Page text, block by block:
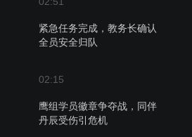
紧急任务完成，教务长确认
全员安全归队
02:15
鹰组学员徽章争夺战，同伴
丹辰受伤引危机